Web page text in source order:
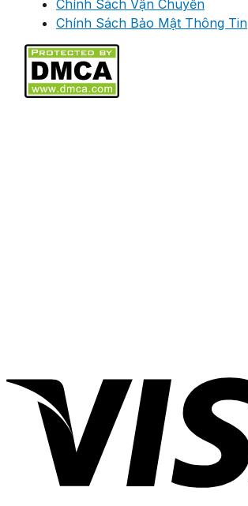
Chính Sách Vận Chuyển
Chính Sách Bảo Mật Thông Tin